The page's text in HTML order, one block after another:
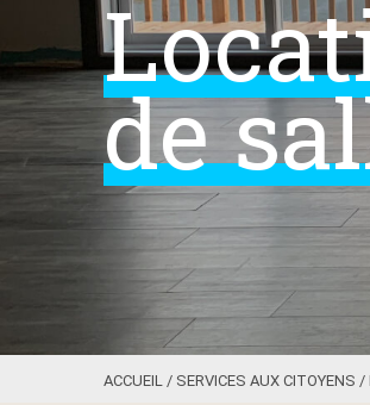
de
ACCUEIL / SERVICES AUX CITOYENS /